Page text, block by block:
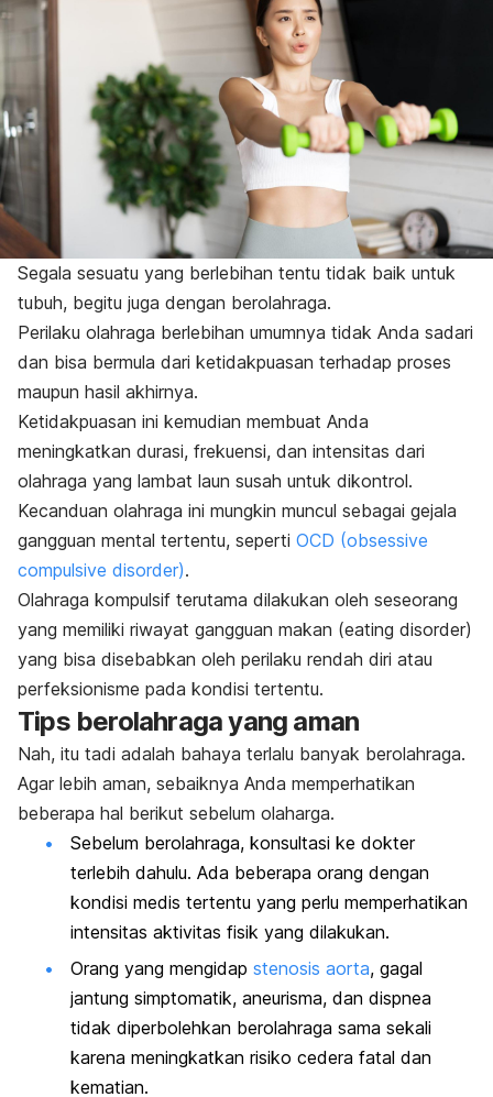
Segala sesuatu yang berlebihan tentu tidak baik untuk
tubuh, begitu juga dengan berolahraga.
Perilaku olahraga berlebihan umumnya tidak Anda sadari
dan bisa bermula dari ketidakpuasan terhadap proses
maupun hasil akhirnya.
Ketidakpuasan ini kemudian membuat Anda
meningkatkan durasi, frekuensi, dan intensitas dari
olahraga yang lambat laun susah untuk dikontrol.
Kecanduan olahraga ini mungkin muncul sebagai gejala
gangguan mental tertentu, seperti OCD (obsessive
compulsive disorder).
Olahraga kompulsif terutama dilakukan oleh seseorang
yang memiliki riwayat gangguan makan (eating disorder)
yang bisa disebabkan oleh perilaku rendah diri atau
perfeksionisme pada kondisi tertentu.
Tips berolahraga yang aman
Nah, itu tadi adalah bahaya terlalu banyak berolahraga.
Agar lebih aman, sebaiknya Anda memperhatikan
beberapa hal berikut sebelum olaharga.
Sebelum berolahraga, konsultasi ke dokter
terlebih dahulu. Ada beberapa orang dengan
kondisi medis tertentu yang perlu memperhatikan
intensitas aktivitas fisik yang dilakukan.
Orang yang mengidap stenosis aorta, gagal
jantung simptomatik, aneurisma, dan dispnea
tidak diperbolehkan berolahraga sama sekali
karena meningkatkan risiko cedera fatal dan
kematian.